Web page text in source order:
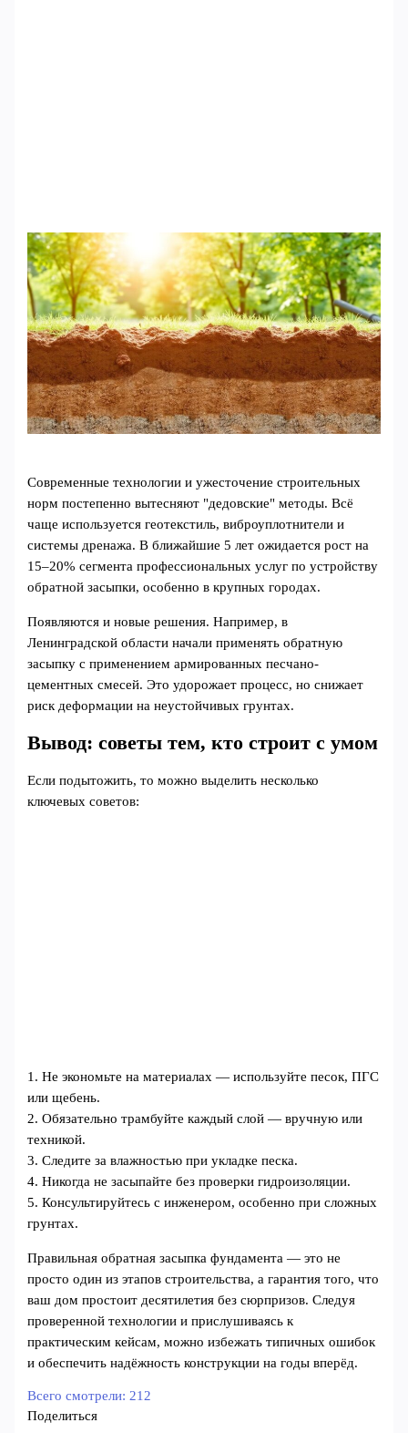
Современные технологии и ужесточение строительных
норм постепенно вытесняют "дедовские" методы. Всё
чаще используется геотекстиль, виброуплотнители и
системы дренажа. В ближайшие 5 лет ожидается рост на
15–20% сегмента профессиональных услуг по устройству
обратной засыпки, особенно в крупных городах.
Появляются и новые решения. Например, в
Ленинградской области начали применять обратную
засыпку с применением армированных песчано-
цементных смесей. Это удорожает процесс, но снижает
риск деформации на неустойчивых грунтах.
Вывод: советы тем, кто строит с умом
Если подытожить, то можно выделить несколько
ключевых советов:
1. Не экономьте на материалах — используйте песок, ПГС
или щебень.
2. Обязательно трамбуйте каждый слой — вручную или
техникой.
3. Следите за влажностью при укладке песка.
4. Никогда не засыпайте без проверки гидроизоляции.
5. Консультируйтесь с инженером, особенно при сложных
грунтах.
Правильная обратная засыпка фундамента — это не
просто один из этапов строительства, а гарантия того, что
ваш дом простоит десятилетия без сюрпризов. Следуя
проверенной технологии и прислушиваясь к
практическим кейсам, можно избежать типичных ошибок
и обеспечить надёжность конструкции на годы вперёд.
Всего смотрели: 212
Поделиться